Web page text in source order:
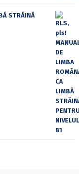
STRĂINĂ